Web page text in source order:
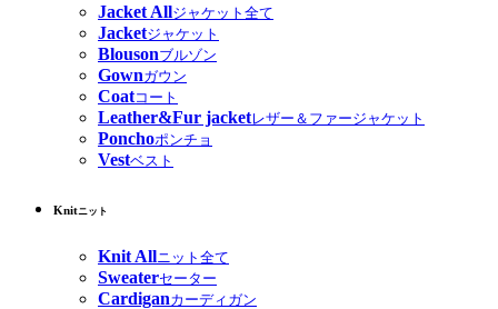
Jacket Allジャケット全て
Jacketジャケット
Blousonブルゾン
Gownガウン
Coatコート
Leather&Fur jacketレザー＆ファージャケット
Ponchoポンチョ
Vestベスト
Knitニット
Knit Allニット全て
Sweaterセーター
Cardiganカーディガン